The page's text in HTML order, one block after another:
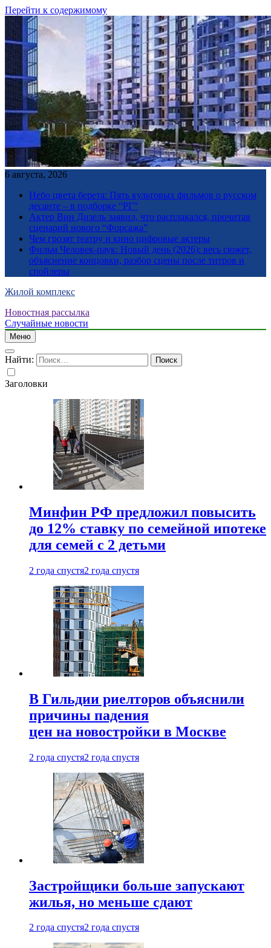
Перейти к содержимому
6 августа, 2026
Небо цвета берета: Пять культовых фильмов о русском
десанте – в подборке “РГ”
Актер Вин Дизель заявил, что расплакался, прочитав
сценарий нового “Форсажа”
Чем грозят театру и кино цифровые актеры
Фильм Человек-паук: Новый день (2026): весь сюжет,
объяснение концовки, разбор сцены после титров и
спойлеры
Жилой комплекс
Новостная рассылка
Случайные новости
Меню
Найти:
Заголовки
Минфин РФ предложил повысить
до 12% ставку по семейной ипотеке
для семей с 2 детьми
2 года спустя2 года спустя
В Гильдии риелторов объяснили
причины падения
цен на новостройки в Москве
2 года спустя2 года спустя
Застройщики больше запускают
жилья, но меньше сдают
2 года спустя2 года спустя